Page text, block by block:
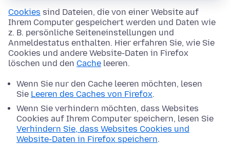
Cookies sind Dateien, die von einer Website auf
Ihrem Computer gespeichert werden und Daten wie
z. B. persönliche Seiteneinstellungen und
Anmeldestatus enthalten. Hier erfahren Sie, wie Sie
Cookies und andere Website-Daten in Firefox
löschen und den Cache leeren.
Wenn Sie nur den Cache leeren möchten, lesen
Sie Leeren des Caches von Firefox.
Wenn Sie verhindern möchten, dass Websites
Cookies auf Ihrem Computer speichern, lesen Sie
Verhindern Sie, dass Websites Cookies und
Website-Daten in Firefox speichern.